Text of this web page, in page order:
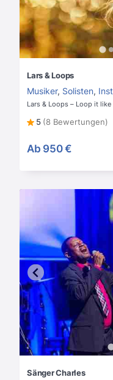
Lars & Loops
Musiker, Solisten,
Lars & Loops – Loop it like
5 (8 Bewertungen)
Ab 950 €
Sänger Charles